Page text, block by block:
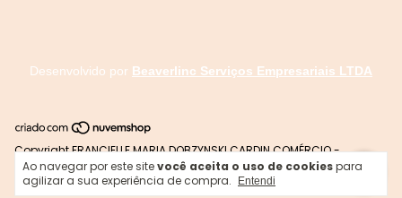
Ao navegar por este sitevocê aceita o uso de cookiespara
agilizar a sua experiência de compra.
Entendi
Desenvolvido por Beaverlinc Serviços Empresariais LTDA
Copyright FRANCIELLE MARIA DOBZYNSKI CARDIN COMÉRCIO -
31630048000107 - 2026. Todos os direitos reservados.